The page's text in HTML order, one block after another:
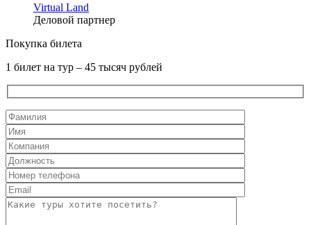
Virtual Land
Деловой партнер
Покупка билета
1 билет на тур – 45 тысяч рублей